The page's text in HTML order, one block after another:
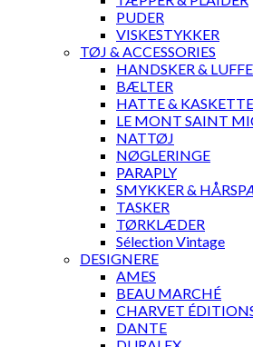
PUDER
VISKESTYKKER
TØJ & ACCESSORIES
HANDSKER &
BÆLTER
HATTE &
LE MONT SAINT
NATTØJ
NØGLERINGE
PARAPLY
SMYKKER &
TASKER
TØRKLÆDER
Sélection Vintage
DESIGNERE
AMES
BEAU MARCHÉ
CHARVET
DANTE